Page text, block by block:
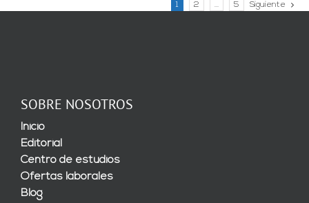
1 2 … 5 Siguiente
SOBRE NOSOTROS
Inicio
Editorial
Centro de estudios
Ofertas laborales
Blog